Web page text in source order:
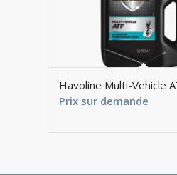
Havoline Multi-Vehicle
Prix sur demande